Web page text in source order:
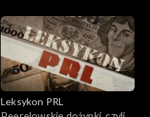
Leksykon PRL